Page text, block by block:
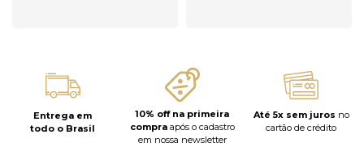
Entrega em
todo o Brasil
10% off na primeira
compraapós o cadastro
em nossa newsletter
Até 5x sem juros no
cartão de crédito